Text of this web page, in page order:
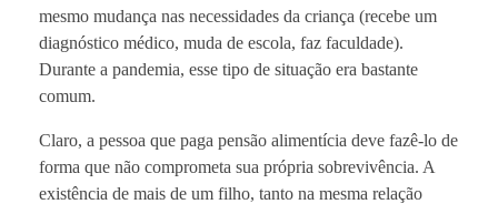
mesmo mudança nas necessidades da criança (recebe um
diagnóstico médico, muda de escola, faz faculdade).
Durante a pandemia, esse tipo de situação era bastante
comum.
Claro, a pessoa que paga pensão alimentícia deve fazê-lo de
forma que não comprometa sua própria sobrevivência. A
existência de mais de um filho, tanto na mesma relação